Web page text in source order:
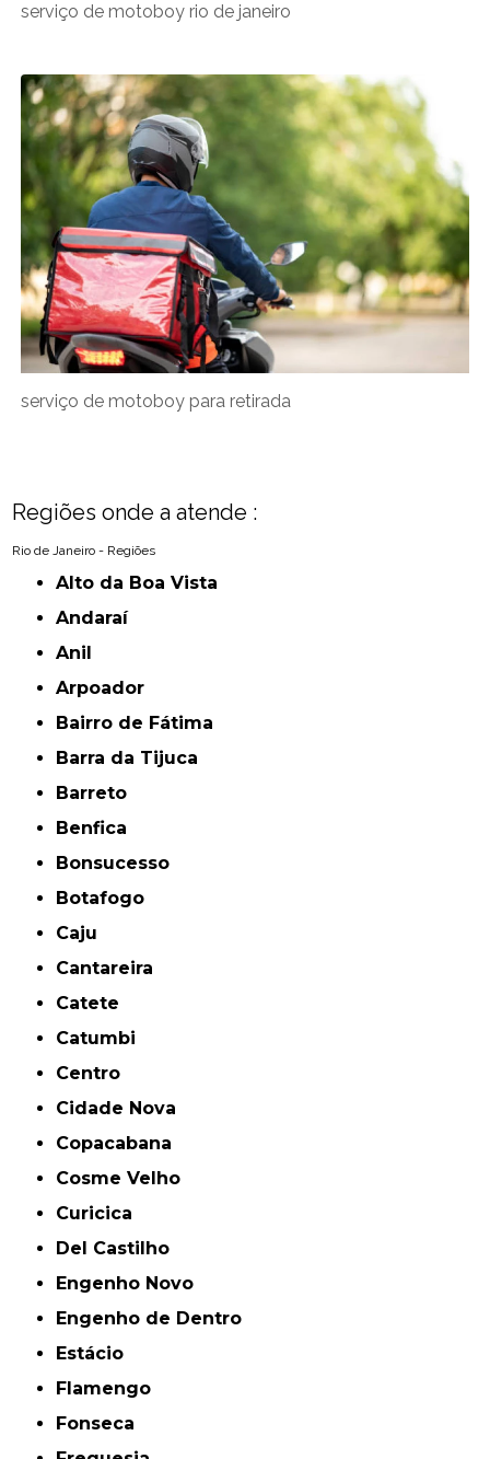
serviço de motoboy rio de janeiro
serviço de motoboy para retirada
Regiões onde a atende :
Rio de Janeiro - Regiões
Alto da Boa Vista
Andaraí
Anil
Arpoador
Bairro de Fátima
Barra da Tijuca
Barreto
Benfica
Bonsucesso
Botafogo
Caju
Cantareira
Catete
Catumbi
Centro
Cidade Nova
Copacabana
Cosme Velho
Curicica
Del Castilho
Engenho Novo
Engenho de Dentro
Estácio
Flamengo
Fonseca